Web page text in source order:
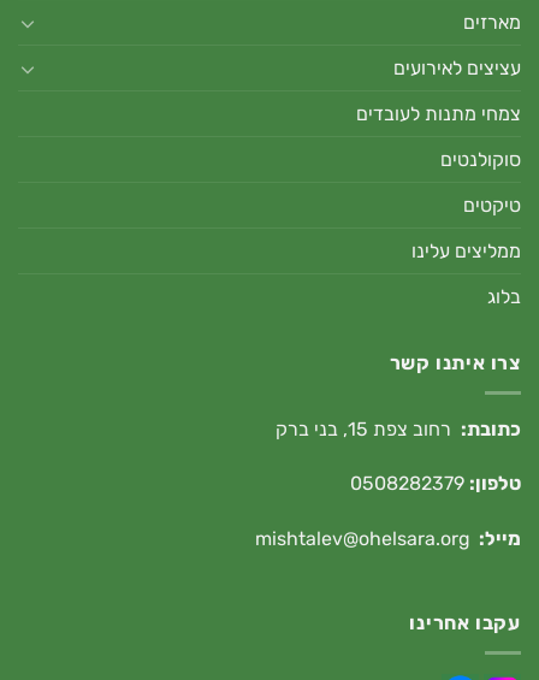
מארזים
עציצים לאירועים
צמחי מתנות לעובדים
סוקולנטים
טיקטים
ממליצים עלינו
בלוג
צרו איתנו קשר
כתובת: רחוב צפת 15, בני ברק
טלפון:
מייל: mishtalev@ohelsara.org
עקבו אחרינו